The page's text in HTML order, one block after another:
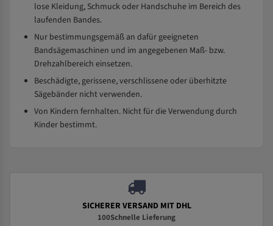
lose Kleidung, Schmuck oder Handschuhe im Bereich des
laufenden Bandes.
Nur bestimmungsgemäß an dafür geeigneten
Bandsägemaschinen und im angegebenen Maß- bzw.
Drehzahlbereich einsetzen.
Beschädigte, gerissene, verschlissene oder überhitzte
Sägebänder nicht verwenden.
Von Kindern fernhalten. Nicht für die Verwendung durch
Kinder bestimmt.
SICHERER VERSAND MIT DHL
100Schnelle Lieferung